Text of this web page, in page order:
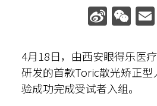
散光计算器
内部邮箱
Sina
4月18日，由西安眼得乐医
研发的首款Toric散光矫正型
验成功完成受试者入组。